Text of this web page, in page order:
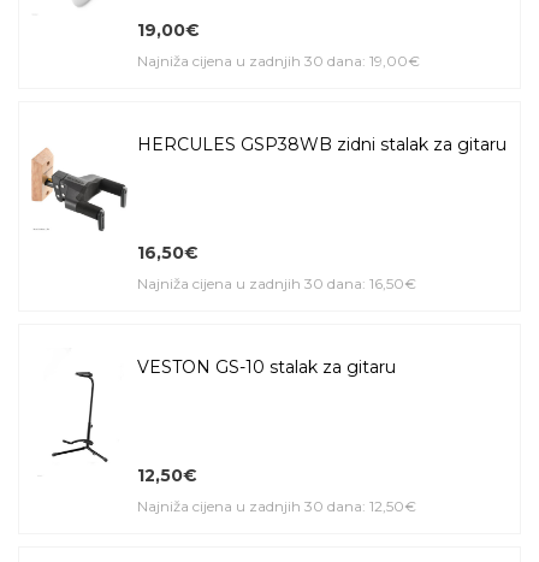
19,00€
Najniža cijena u zadnjih 30 dana: 19,00€
HERCULES GSP38WB zidni stalak za gitaru
16,50€
Najniža cijena u zadnjih 30 dana: 16,50€
VESTON GS-10 stalak za gitaru
12,50€
Najniža cijena u zadnjih 30 dana: 12,50€